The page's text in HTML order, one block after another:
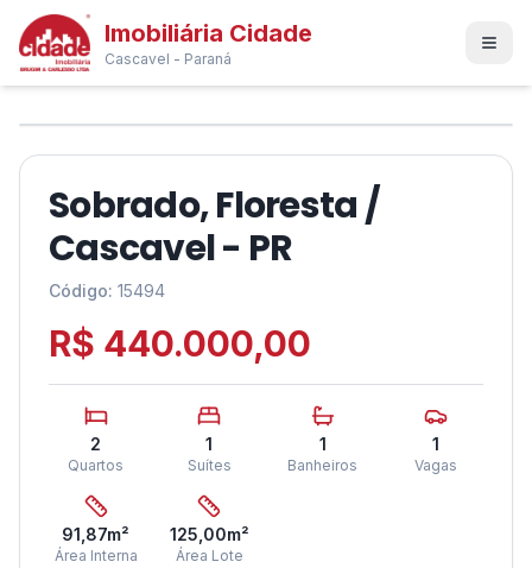
Imobiliária Cidade
Cascavel - Paraná
❮ ❯
1/19
Sobrado, Floresta /
Cascavel - PR
Código: 15494
R$ 440.000,00
2
Quartos
1
Suítes
1
Banheiros
1
Vagas
91,87m²
Área Interna
125,00m²
Área Lote